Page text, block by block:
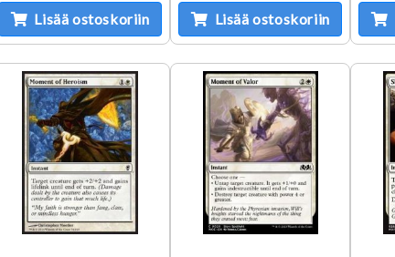
Lisää ostoskoriin Lisää ostoskoriin